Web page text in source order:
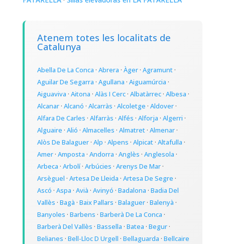
Atenem totes les localitats de
Catalunya
Abella De La Conca · Abrera · Àger· Agramunt·
Aguilar De Segarra · Agullana · Aiguamúrcia ·
Aiguaviva · Aitona · Alàs I Cerc· Albatàrrec· Albesa ·
Alcanar· Alcanó · Alcarràs · Alcoletge · Aldover·
Alfara De Carles · Alfarràs · Alfés · Alforja · Algerri ·
Alguaire · Alió · Almacelles · Almatret· Almenar·
Alòs De Balaguer· Alp · Alpens · Alpicat· Altafulla ·
Amer· Amposta · Andorra · Anglès · Anglesola ·
Arbeca · Arbolí· Arbúcies · Arenys De Mar·
Arsèguel · Artesa De Lleida · Artesa De Segre ·
Ascó · Aspa · Avià · Avinyó · Badalona · Badia Del
Vallès · Bagà · Baix Pallars · Balaguer· Balenyà ·
Banyoles · Barbens · Barberà De La Conca ·
Barberà Del Vallès · Bassella · Batea · Begur·
Belianes · Bell-Lloc D Urgell · Bellaguarda · Bellcaire